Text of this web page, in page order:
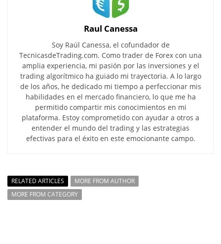
Raul Canessa
Soy Raúl Canessa, el cofundador de
TecnicasdeTrading.com. Como trader de Forex con una
amplia experiencia, mi pasión por las inversiones y el
trading algorítmico ha guiado mi trayectoria. A lo largo
de los años, he dedicado mi tiempo a perfeccionar mis
habilidades en el mercado financiero, lo que me ha
permitido compartir mis conocimientos en mi
plataforma. Estoy comprometido con ayudar a otros a
entender el mundo del trading y las estrategias
efectivas para el éxito en este emocionante campo.
RELATED ARTICLES
MORE FROM AUTHOR
MORE FROM CATEGORY